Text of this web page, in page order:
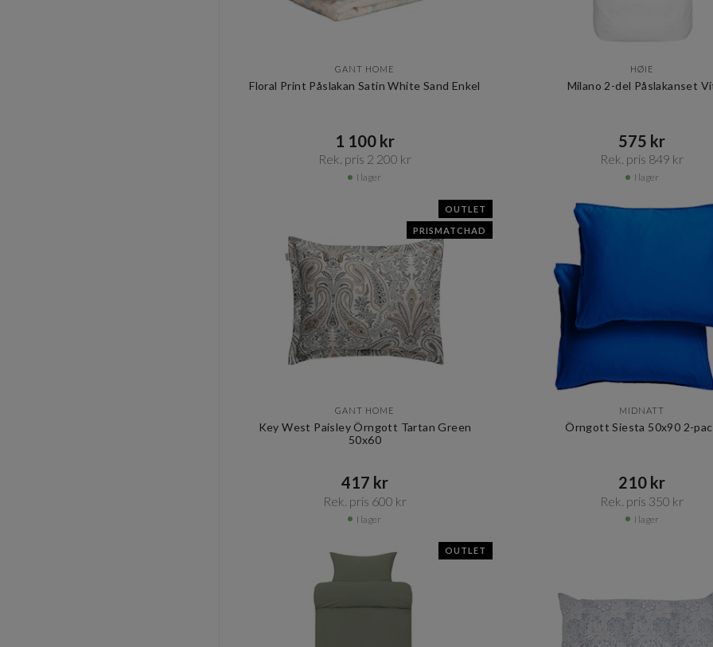
GANT HOME
Floral Print Påslakan Satin White Sand Enkel
1 100 kr​​
Rek. pris 2 200 kr​​
I lager
HØIE
Milano 2-del Påslakanset
575 kr​​
Rek. pris 849 kr​​
I lager
OUTLET
PRISMATCHAD
GANT HOME
Key West Paisley Örngott Tartan Green
50x60
417 kr​​
Rek. pris 600 kr​​
I lager
MIDNATT
Örngott Siesta 50x90 2-
210 kr​​
Rek. pris 350 kr​​
I lager
OUTLET